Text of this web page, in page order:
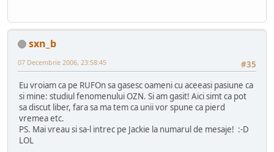
sxn_b
#35
07 Decembrie 2006, 23:58:45
Eu vroiam ca pe RUFOn sa gasesc oameni cu aceeasi pasiune ca
si mine: studiul fenomenului OZN. Si am gasit! Aici simt ca pot
sa discut liber, fara sa ma tem ca unii vor spune ca pierd
vremea etc.
PS. Mai vreau si sa-l intrec pe Jackie la numarul de mesaje! :-D
LOL